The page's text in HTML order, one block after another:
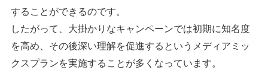
することができるのです。
したがって、大掛かりなキャンペーンでは初期に知名度
を高め、その後深い理解を促進するというメディアミッ
クスプランを実施することが多くなっています。